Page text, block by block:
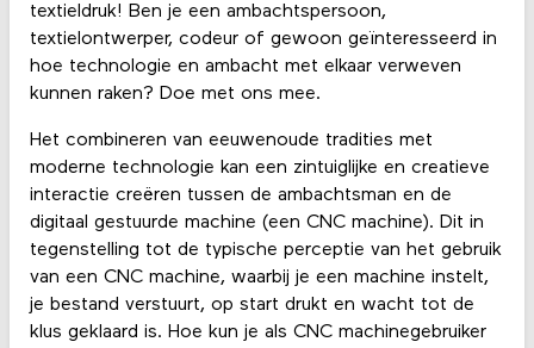
textieldruk! Ben je een ambachtspersoon,
textielontwerper, codeur of gewoon geïnteresseerd in
hoe technologie en ambacht met elkaar verweven
kunnen raken? Doe met ons mee.
Het combineren van eeuwenoude tradities met
moderne technologie kan een zintuiglijke en creatieve
interactie creëren tussen de ambachtsman en de
digitaal gestuurde machine (een CNC machine). Dit in
tegenstelling tot de typische perceptie van het gebruik
van een CNC machine, waarbij je een machine instelt,
je bestand verstuurt, op start drukt en wacht tot de
klus geklaard is. Hoe kun je als CNC machinegebruiker